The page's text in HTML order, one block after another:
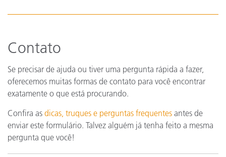
Contato
Se precisar de ajuda ou tiver uma pergunta rápida a fazer,
oferecemos muitas formas de contato para você encontrar
exatamente o que está procurando.
Confira as dicas, truques e perguntas frequentes antes de
enviar este formulário. Talvez alguém já tenha feito a mesma
pergunta que você!